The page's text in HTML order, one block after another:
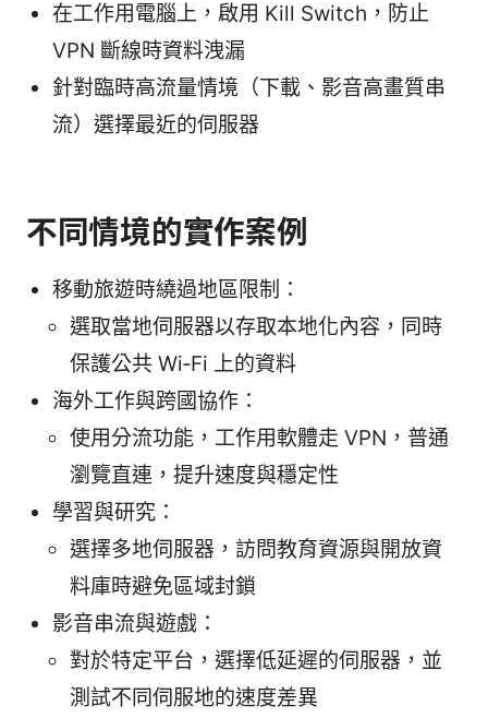
在工作用電腦上，啟用 Kill Switch，防止
VPN 斷線時資料洩漏
針對臨時高流量情境（下載、影音高畫質串
流）選擇最近的伺服器
不同情境的實作案例
移動旅遊時繞過地區限制：
選取當地伺服器以存取本地化內容，同時
保護公共 Wi‑Fi 上的資料
海外工作與跨國協作：
使用分流功能，工作用軟體走 VPN，普通
瀏覽直連，提升速度與穩定性
學習與研究：
選擇多地伺服器，訪問教育資源與開放資
料庫時避免區域封鎖
影音串流與遊戲：
對於特定平台，選擇低延遲的伺服器，並
測試不同伺服地的速度差異